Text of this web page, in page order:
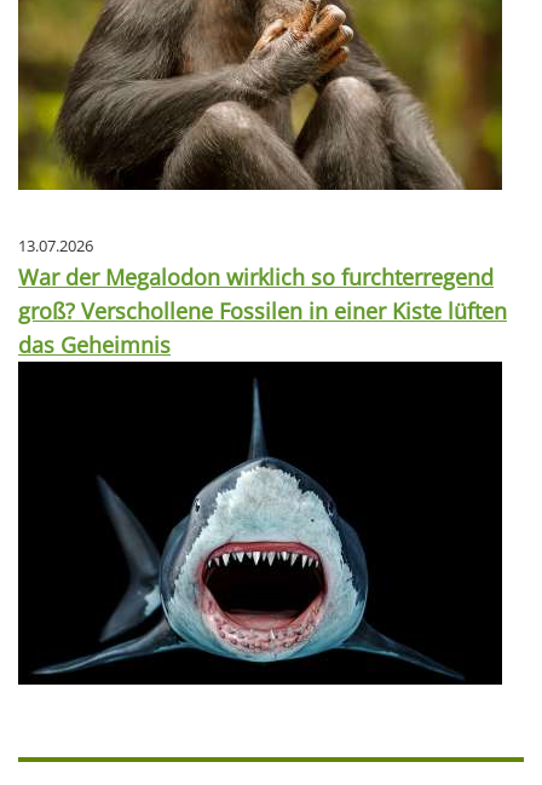
13.07.2026
War der Megalodon wirklich so furchterregend
groß? Verschollene Fossilen in einer Kiste lüften
das Geheimnis